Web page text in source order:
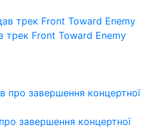
трек Front Toward Enemy
завершення концертної